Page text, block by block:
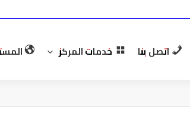
اتصل بنا خدمات المركز